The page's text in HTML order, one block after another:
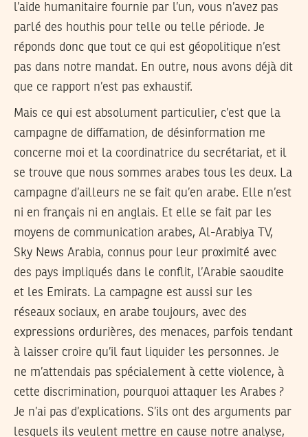
l’aide humanitaire fournie par l’un, vous n’avez pas
parlé des houthis pour telle ou telle période. Je
réponds donc que tout ce qui est géopolitique n’est
pas dans notre mandat. En outre, nous avons déjà dit
que ce rapport n’est pas exhaustif.
Mais ce qui est absolument particulier, c’est que la
campagne de diffamation, de désinformation me
concerne moi et la coordinatrice du secrétariat, et il
se trouve que nous sommes arabes tous les deux. La
campagne d’ailleurs ne se fait qu’en arabe. Elle n’est
ni en français ni en anglais. Et elle se fait par les
moyens de communication arabes, Al-Arabiya TV,
Sky News Arabia, connus pour leur proximité avec
des pays impliqués dans le conflit, l’Arabie saoudite
et les Emirats. La campagne est aussi sur les
réseaux sociaux, en arabe toujours, avec des
expressions ordurières, des menaces, parfois tendant
à laisser croire qu’il faut liquider les personnes. Je
ne m’attendais pas spécialement à cette violence, à
cette discrimination, pourquoi attaquer les Arabes ?
Je n’ai pas d’explications. S’ils ont des arguments par
lesquels ils veulent mettre en cause notre analyse,